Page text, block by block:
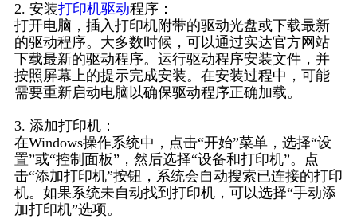
2. 安装打印机驱动程序：
打开电脑，插入打印机附带的驱动光盘或下载最新
的驱动程序。大多数时候，可以通过实达官方网站
下载最新的驱动程序。运行驱动程序安装文件，并
按照屏幕上的提示完成安装。在安装过程中，可能
需要重新启动电脑以确保驱动程序正确加载。
3. 添加打印机：
在Windows操作系统中，点击“开始”菜单，选择“设
置”或“控制面板”，然后选择“设备和打印机”。点
击“添加打印机”按钮，系统会自动搜索已连接的打印
机。如果系统未自动找到打印机，可以选择“手动添
加打印机”选项。